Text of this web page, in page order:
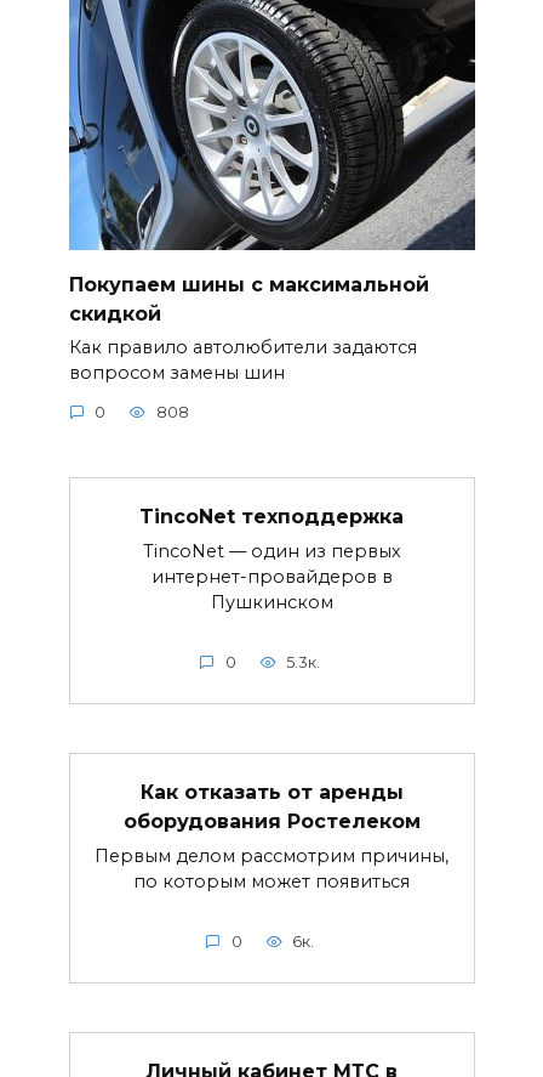
Покупаем шины с максимальной
скидкой
Как правило автолюбители задаются
вопросом замены шин
0 808
TincoNet техподдержка
TincoNet — один из первых
интернет-провайдеров в
Пушкинском
0 5.3к.
Как отказать от аренды
оборудования Ростелеком
Первым делом рассмотрим причины,
по которым может появиться
0 6к.
Личный кабинет МТС в